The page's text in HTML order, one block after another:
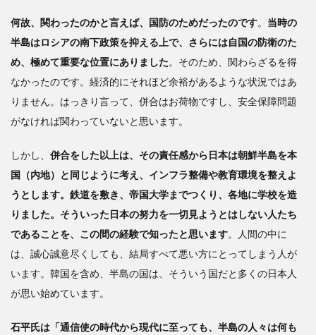
何故、関わったのかと言えば、国防のためだったのです。 当時の
半島はロシアの南下政策を抑える上で、さらには自国の防衛のた
め、極めて重要な位置にありました。そのため、関わらざるを得
なかったのです。経済的にそれほど余裕があるような状況ではあ
りません。はっきり言って、併合はお荷物ですし、安全保障問題
がなければ関わっていないと思います。
しかし、 併合をした以上は、その責任感から日本は朝鮮半島を本
国（内地）と同じように考え、インフラ整備や教育環境を整えよ
うとします。鉄道を敷き、帝国大学までつくり、各地に学校を造
りました。そういった日本の努力を一切見ようとはしない人たち
であることを、この間の経験で知ったと思います。人間の中に
は、誠心誠意尽くしても、結局すべて悪い方にとってしまう人が
います。韓国を含め、半島の国は、そういう国だと多くの日本人
が思い始めています。
石平氏は「通信使の時代から現代に至っても、半島の人々は何も